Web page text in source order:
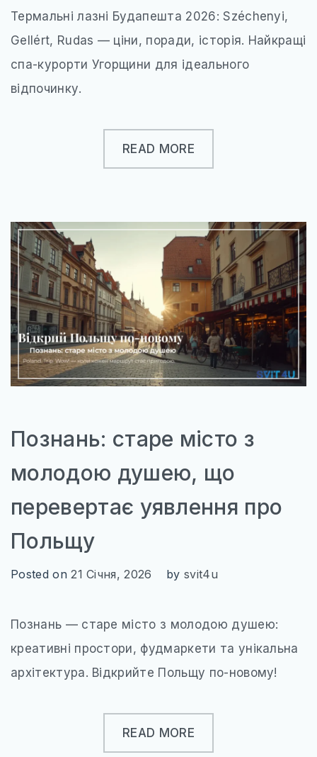
Термальні лазні Будапешта 2026: Széchenyi,
Gellért, Rudas — ціни, поради, історія. Найкращі
спа-курорти Угорщини для ідеального
відпочинку.
READ MORE
Познань: старе місто з
молодою душею, що
перевертає уявлення про
Польщу
Posted on21 Січня, 2026 by svit4u
Познань — старе місто з молодою душею:
креативні простори, фудмаркети та унікальна
архітектура. Відкрийте Польщу по-новому!
READ MORE